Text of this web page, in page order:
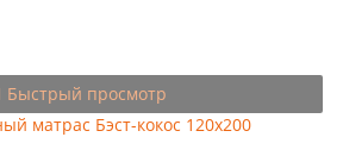
Быстрый просмотр
матрас Бэст-кокос 120x200